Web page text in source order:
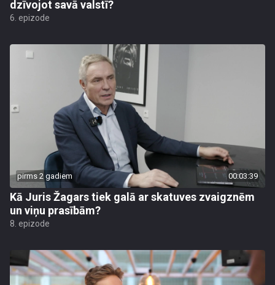
dzīvojot savā valstī?
6. epizode
pirms 2 gadiem 00:03:39
Kā Juris Žagars tiek galā ar skatuves zvaigznēm
un viņu prasībām?
8. epizode